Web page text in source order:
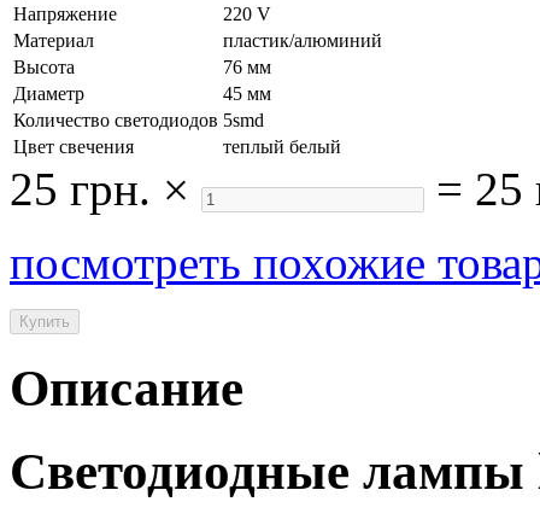
Напряжение
220 V
Материал
пластик/алюминий
Высота
76 мм
Диаметр
45 мм
Количество светодиодов 5smd
Цвет свечения
теплый белый
25 грн. × = 25
посмотреть похожие
Описание
Cветодиодные лампы